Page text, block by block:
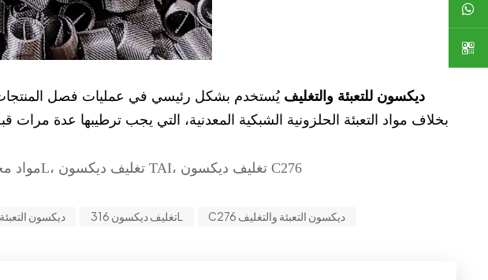
ديكسون للتعبئة والتغليف يُستخدم بشكل رئيسي في عمليات فصل المنتجات
بخلاف مواد التعبئة الحلزونية الشبكية المعدنية، التي يجب ترطيبها عدة مرات
مواد مختلفة: تغليف ديكسون 304، تغليف ديكسون 316L، تغليف ديكسون TAI، تغليف ديكسون C276
304 ديكسون تغليف ديكسون 316L
C276 ديكسون التعبئة والتغليف